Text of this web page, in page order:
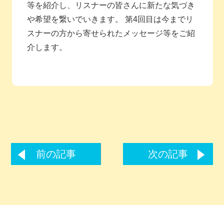
等を紹介し、リスナーの皆さんに新たな気づき
や希望を繋いでいきます。 第4回目は今までリ
スナーの方から寄せられたメッセージ等をご紹
介します。
前の記事 次の記事